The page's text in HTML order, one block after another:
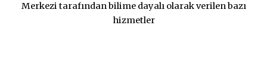
Merkezi tarafından bilime dayalı olarak verilen bazı
hizmetler